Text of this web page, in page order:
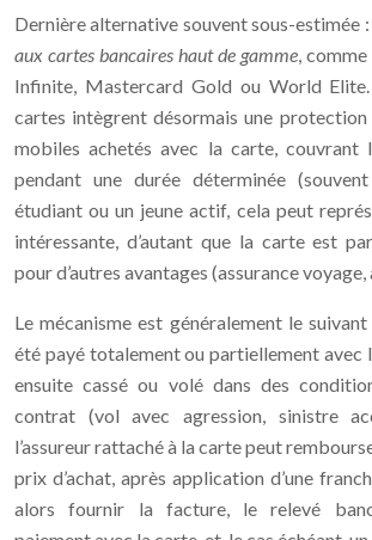
Dernière alternative souvent sous-estimée :
aux cartes bancaires haut de gamme,
Infinite, Mastercard Gold ou World
cartes intègrent désormais une protection
mobiles achetés avec la carte, couvrant
pendant une durée déterminée
étudiant ou un jeune actif, cela peut
intéressante, d’autant que la carte est
pour d’autres avantages (assurance voyage,
Le mécanisme est généralement le
été payé totalement ou partiellement avec
ensuite cassé ou volé dans des
contrat (vol avec agression, sinistre
l’assureur rattaché à la carte peut
prix d’achat, après application d’une
alors fournir la facture, le relevé